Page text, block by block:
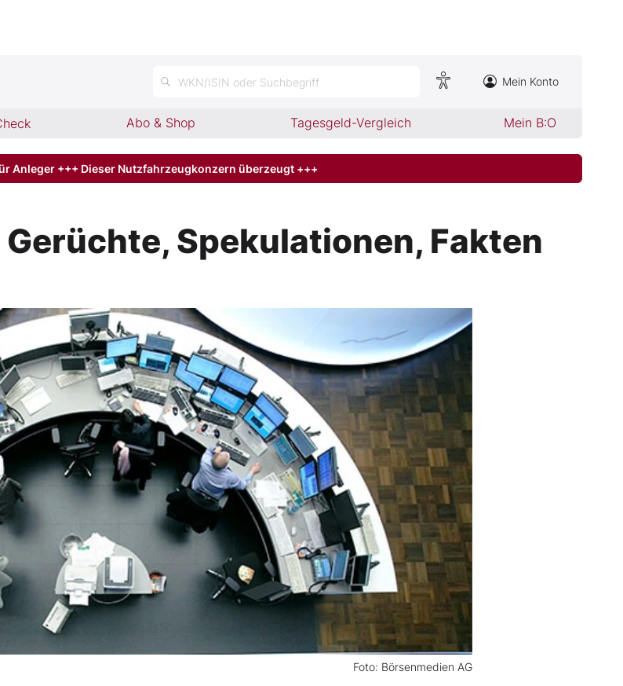
WKN/ISIN oder Suchbegriff Mein Konto
Abo & Shop Tagesgeld-Vergleich Mein B:O
Anleger +++ Dieser Nutzfahrzeugkonzern überzeugt +++
Spekulationen, Fakten
Foto: Börsenmedien AG